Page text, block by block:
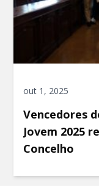
out 1, 2025
Vencedores
Jovem 2025
Concelho